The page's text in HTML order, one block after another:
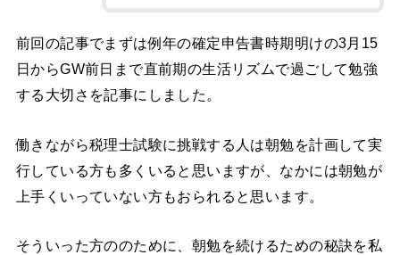
前回の記事でまずは例年の確定申告書時期明けの3月15
日からGW前日まで直前期の生活リズムで過ごして勉強
する大切さを記事にしました。
働きながら税理士試験に挑戦する人は朝勉を計画して実
行している方も多くいると思いますが、なかには朝勉が
上手くいっていない方もおられると思います。
そういった方ののために、朝勉を続けるための秘訣を私